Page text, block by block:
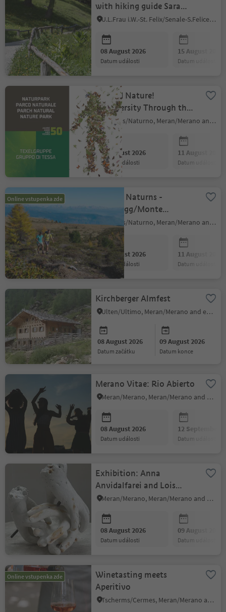
with hiking guide Sara
Penasa
U.L.Frau i.W.-St. Felix/Senale-S.Felice, Meran/Merano and environs
08 August 2026
datum události
15 August 2026
datum události
Echoed Nature!
Biodiversity Through the
Changes of Time -
temporary exhibition
Naturns/Naturno, Meran/Merano and environs
08 August 2026
datum události
11 August 2026
datum události
Online vstupenka zde
Shuttle Naturns -
Schartegg/Monte
Tramontana (outward
journay)
Naturns/Naturno, Meran/Merano and environs
08 August 2026
datum události
11 August 2026
datum události
Kirchberger Almfest
Ulten/Ultimo, Meran/Merano and environs
08 August 2026
datum začátku
09 August 2026
datum konce
Merano Vitae: Rio Abierto
Meran/Merano, Meran/Merano and environs
08 August 2026
datum události
12 September
datum události
Exhibition: Anna
Anvidalfarei and Lois
Anvidalfarei
Meran/Merano, Meran/Merano and environs
08 August 2026
datum události
09 August 2026
datum události
Online vstupenka zde
Winetasting meets
Aperitivo
Tscherms/Cermes, Meran/Merano and environs